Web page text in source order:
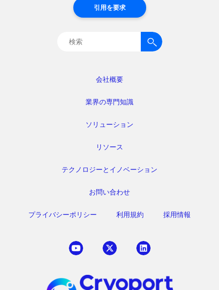
会社概要
業界の専門知識
ソリューション
リソース
テクノロジーとイノベーション
お問い合わせ
プライバシーポリシー 利用規約 採用情報
引用を要求
検